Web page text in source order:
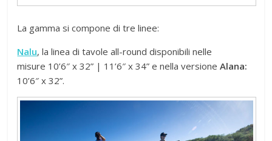
La gamma si compone di tre linee:
Nalu, la linea di tavole all-round disponibili nelle
misure 10’6″ x 32” | 11’6″ x 34” e nella versioneAlana:
10’6″ x 32”.